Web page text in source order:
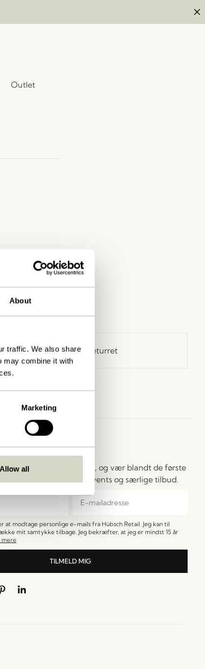
About
traffic. We also share
may combine it with
Marketing
Allow all
Outlet
30 dages returret
Hübsch-nyhedsbrev, og vær blandt de første
om nyheder, udsalg, events og særlige tilbud.
at modtage personlige e-mails fra Hübsch Retail. Jeg kan til
mit samtykke tilbage. Jeg bekræfter, at jeg er mindst 15 år
mere
TILMELD MIG